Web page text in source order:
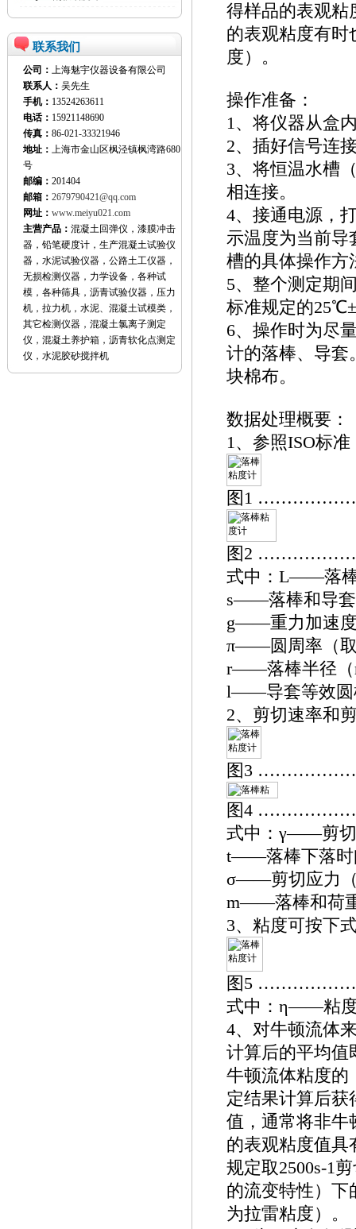
联系我们
公司： 上海魅宇仪器设备有限公司
联系人： 吴先生
手机： 13524263611
电话： 15921148690
传真： 86-021-33321946
地址： 上海市金山区枫泾镇枫湾路680
号
邮编： 201404
邮箱： 2679790421@qq.com
网址： www.meiyu021.com
主营产品： 混凝土回弹仪，漆膜冲击
器，铅笔硬度计，生产混凝土试验仪
器，水泥试验仪器，公路土工仪器，
无损检测仪器，力学设备，各种试
模，各种筛具，沥青试验仪器，压力
机，拉力机，水泥、混凝土试模类，
其它检测仪器，混凝土氯离子测定
仪，混凝土养护箱，沥青软化点测定
仪，水泥胶砂搅拌机
得样品的表观粘
的表观粘度有时
度）。
操作准备：
1、将仪器从盒
2、插好信号连
3、将恒温水槽
相连接。
4、接通电源，
示温度为当前导
槽的具体操作方
5、整个测定期
标准规定的
6、操作时为尽
计的落棒、导套
块棉布。
数据处理概要：
1、参照ISO标
图1
图2
式中：L——落棒
s——落棒和导套
g——重力加速度
π——圆周率（取
r——落棒半径（
l——导套等效圆
2、剪切速率和
图3
图4
式中：γ——剪切
t——落棒下落时
σ——剪切应力（
m——落棒和荷
3、粘度可按下
图5
式中：η——粘度
4、对牛顿流体
计算后的平均值
牛顿流体粘度的
定结果计算后获
值，通常将非牛
的表观粘度值具
规定取2500s-1
的流变特性）下
为拉雷粘度）。